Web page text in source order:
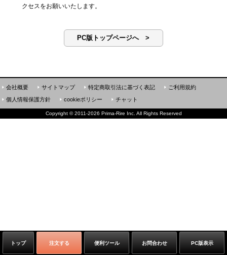
クセスをお願いいたします。
PC版トップページへ >
トップ 注文する 便利ツール お問合わせ PC版表示
会社概要 サイトマップ 特定商取引法に基づく表記
ご利用規約
個人情報保護方針
cookieポリシー チャット
Copyright ©2011-2026 Prima-Rire Inc. All Rights Reserved